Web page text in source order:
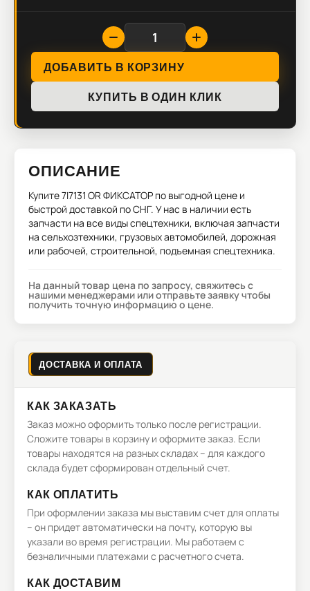
ДОБАВИТЬ В КОРЗИНУ
КУПИТЬ В ОДИН КЛИК
ОПИСАНИЕ
Купите7I7131 OR ФИКСАТОР по выгодной цене и
быстрой доставкой по СНГ. У нас в наличии есть
запчасти на все виды спецтехники, включая запчасти
на сельхозтехники, грузовых автомобилей, дорожная
или рабочей, строительной, подъемная спецтехника.
На данный товар цена по запросу, свяжитесь с
нашими менеджерами или отправьте заявку чтобы
получить точную информацию о цене.
ДОСТАВКА И ОПЛАТА
КАК ЗАКАЗАТЬ
Заказ можно оформить только после регистрации.
Сложите товары в корзину и оформите заказ. Если
товары находятся на разных складах – для каждого
склада будет сформирован отдельный счет.
КАК ОПЛАТИТЬ
При оформлении заказа мы выставим счет для оплаты
– он придет автоматически на почту, которую вы
указали во время регистрации. Мы работаем с
безналичными платежами с расчетного счета.
КАК ДОСТАВИМ